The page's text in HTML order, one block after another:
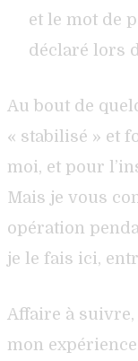
et le mot de
déclaré lors
Au bout de
« stabilisé » et
moi, et pour
Mais je vous
opération
je le fais ici,
Affaire à
mon